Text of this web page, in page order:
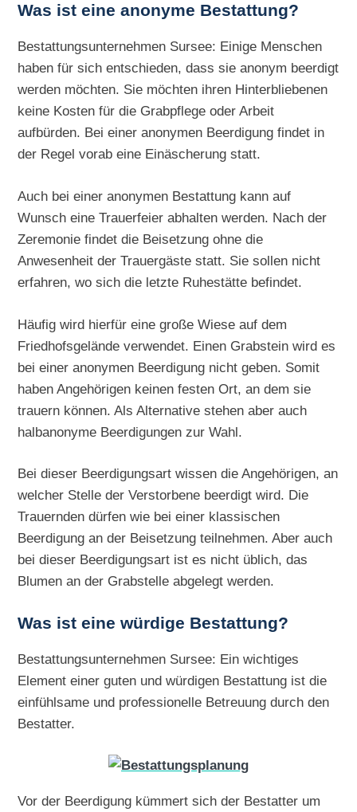
Was ist eine anonyme Bestattung?
Bestattungsunternehmen Sursee: Einige Menschen
haben für sich entschieden, dass sie anonym beerdigt
werden möchten. Sie möchten ihren Hinterbliebenen
keine Kosten für die Grabpflege oder Arbeit
aufbürden. Bei einer anonymen Beerdigung findet in
der Regel vorab eine Einäscherung statt.
Auch bei einer anonymen Bestattung kann auf
Wunsch eine Trauerfeier abhalten werden. Nach der
Zeremonie findet die Beisetzung ohne die
Anwesenheit der Trauergäste statt. Sie sollen nicht
erfahren, wo sich die letzte Ruhestätte befindet.
Häufig wird hierfür eine große Wiese auf dem
Friedhofsgelände verwendet. Einen Grabstein wird es
bei einer anonymen Beerdigung nicht geben. Somit
haben Angehörigen keinen festen Ort, an dem sie
trauern können. Als Alternative stehen aber auch
halbanonyme Beerdigungen zur Wahl.
Bei dieser Beerdigungsart wissen die Angehörigen, an
welcher Stelle der Verstorbene beerdigt wird. Die
Trauernden dürfen wie bei einer klassischen
Beerdigung an der Beisetzung teilnehmen. Aber auch
bei dieser Beerdigungsart ist es nicht üblich, das
Blumen an der Grabstelle abgelegt werden.
Was ist eine würdige Bestattung?
Bestattungsunternehmen Sursee: Ein wichtiges
Element einer guten und würdigen Bestattung ist die
einfühlsame und professionelle Betreuung durch den
Bestatter.
Vor der Beerdigung kümmert sich der Bestatter um